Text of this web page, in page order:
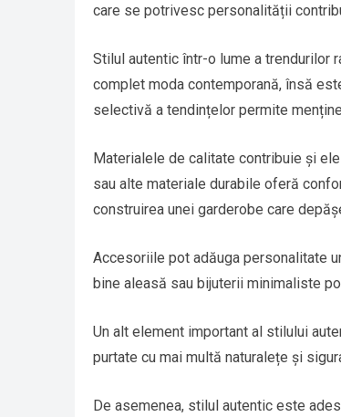
care se potrivesc personalității
Stilul autentic într-o lume a trendurilor
complet moda contemporană, însă
selectivă a tendințelor permite
Materialele de calitate contribuie și
sau alte materiale durabile oferă
construirea unei garderobe care
Accesoriile pot adăuga personalitate
bine aleasă sau bijuterii minimaliste
Un alt element important al stilului
purtate cu mai multă naturalețe și
De asemenea, stilul autentic este